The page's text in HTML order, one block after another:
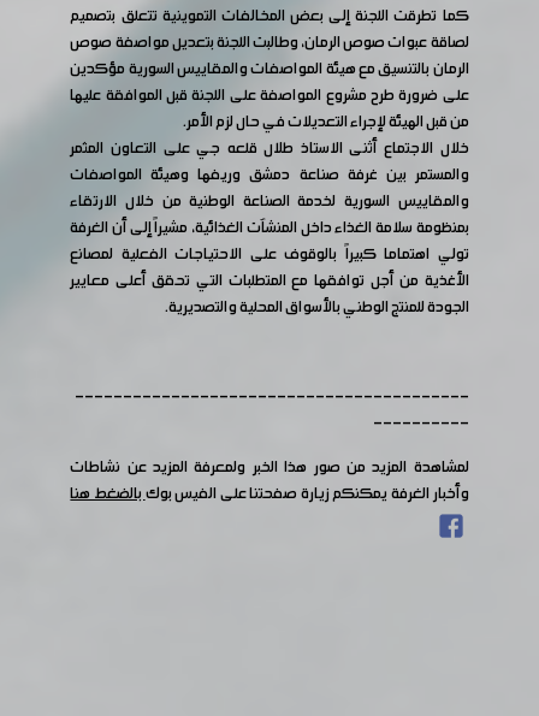
كما تطرقت اللجنة إلى بعض المخالفات التموينية تتعلق بتصميم
لصاقة عبوات صوص الرمان، وطالبت اللجنة بتعديل مواصفة صوص
الرمان بالتنسيق مع هيئة المواصفات والمقاييس السورية مؤكدين
على ضرورة طرح مشروع المواصفة على اللجنة قبل الموافقة عليها
من قبل الهيئة لإجراء التعديلات في حال لزم الأمر.
خلال الاجتماع أثنى الاستاذ طلال قلعه جي على التعاون المثمر
والمستمر بين غرفة صناعة دمشق وريفها وهيئة المواصفات
والمقاييس السورية لخدمة الصناعة الوطنية من خلال الارتقاء
بمنظومة سلامة الغذاء داخل المنشآت الغذائية، مشيراً إلى أن الغرفة
تولي اهتماما كبيراً بالوقوف على الاحتياجات الفعلية لمصانع
الأغذية من أجل توافقها مع المتطلبات التي تحقق أعلى معايير
الجودة للمنتج الوطني بالأسواق المحلية والتصديرية.
-----------------------------------------
----------
لمشاهدة المزيد من صور هذا الخبر ولمعرفة المزيد عن نشاطات
وأخبار الغرفة يمكنكم زيارة صفحتنا على الفيس بوكبالضغط هنا